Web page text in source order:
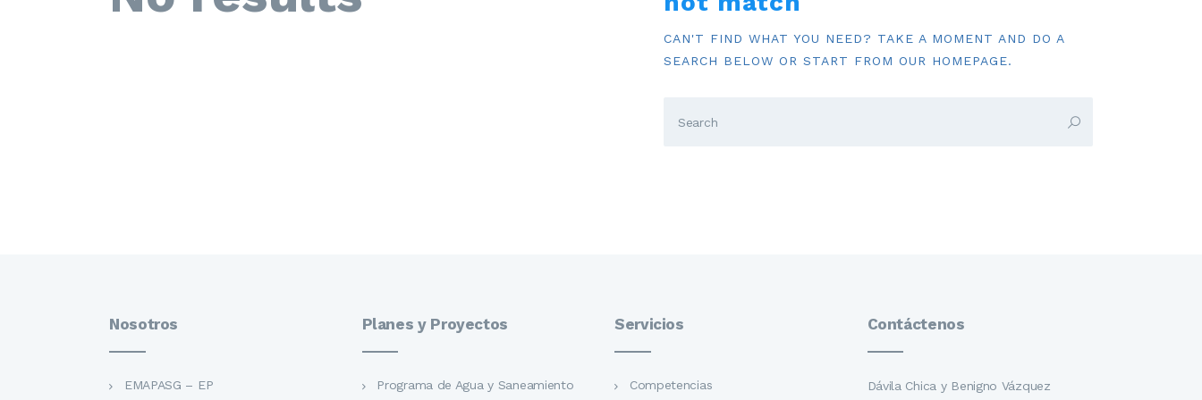
CAN'T FIND WHAT YOU NEED? TAKE A MOMENT AND DO A
SEARCH BELOW OR START FROM OUR HOMEPAGE.
Nosotros
EMAPASG – EP
Planes y Proyectos
Programa de Agua y Saneamiento
Servicios
Competencias
Contáctenos
Dávila Chica y Benigno Vázquez